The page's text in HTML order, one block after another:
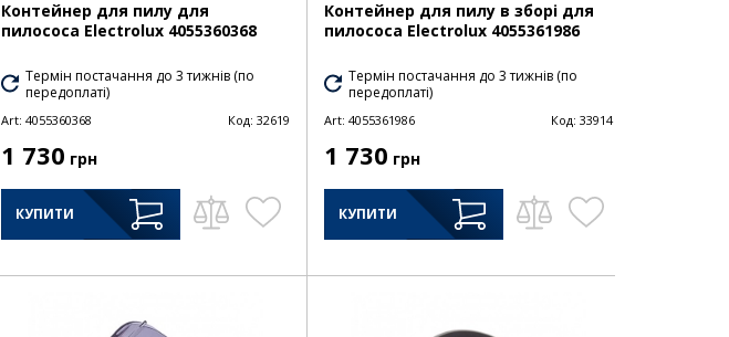
Контейнер для пилу для
пилососа Electrolux 4055360368
Термін постачання до 3 тижнів (по
передоплаті)
Art: 4055360368 Код: 32619
1 730 грн
КУПИТИ
Контейнер для пилу в зборі для
пилососа Electrolux 4055361986
Термін постачання до 3 тижнів (по
передоплаті)
Art: 4055361986 Код: 33914
1 730 грн
КУПИТИ